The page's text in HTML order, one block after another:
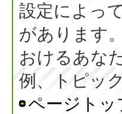
設定によっ
があります
おけるあな
例、トピッ
ページトッ